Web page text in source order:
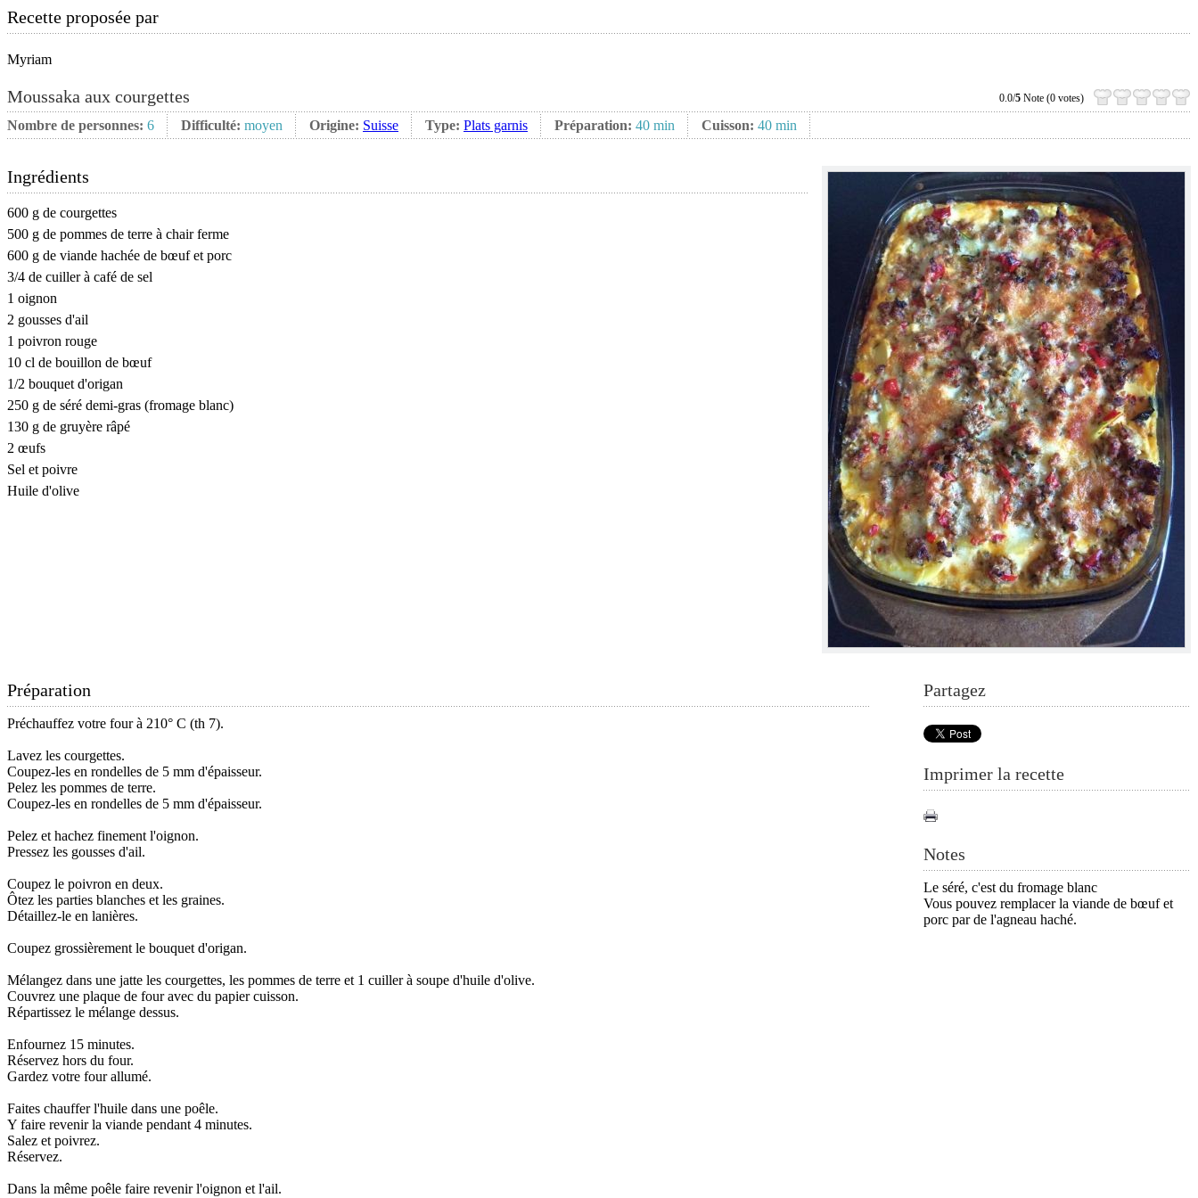
Recette proposée par
Myriam
Moussaka aux courgettes 0.0/5 Note (0 votes)
Nombre de personnes: 6 Difficulté: moyen Origine: Suisse Type: Plats garnis Préparation: 40 min Cuisson: 40 min
Ingrédients
600 g de courgettes
500 g de pommes de terre à chair ferme
600 g de viande hachée de bœuf et porc
3/4 de cuiller à café de sel
1 oignon
2 gousses d'ail
1 poivron rouge
10 cl de bouillon de bœuf
1/2 bouquet d'origan
250 g de séré demi-gras (fromage blanc)
130 g de gruyère râpé
2 œufs
Sel et poivre
Huile d'olive
Partagez
Imprimer la recette
Notes
Le séré, c'est du fromage blanc
Vous pouvez remplacer la viande de bœuf et
porc par de l'agneau haché.
Préparation
Préchauffez votre four à 210° C (th 7).
Lavez les courgettes.
Coupez-les en rondelles de 5 mm d'épaisseur.
Pelez les pommes de terre.
Coupez-les en rondelles de 5 mm d'épaisseur.
Pelez et hachez finement l'oignon.
Pressez les gousses d'ail.
Coupez le poivron en deux.
Ôtez les parties blanches et les graines.
Détaillez-le en lanières.
Coupez grossièrement le bouquet d'origan.
Mélangez dans une jatte les courgettes, les pommes de terre et 1 cuiller à soupe d'huile d'olive.
Couvrez une plaque de four avec du papier cuisson.
Répartissez le mélange dessus.
Enfournez 15 minutes.
Réservez hors du four.
Gardez votre four allumé.
Faites chauffer l'huile dans une poêle.
Y faire revenir la viande pendant 4 minutes.
Salez et poivrez.
Réservez.
Dans la même poêle faire revenir l'oignon et l'ail.